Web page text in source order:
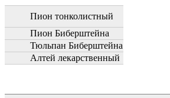
Пион тонколистный
Пион Биберштейна
Тюльпан Биберштейна
Алтей лекарственный